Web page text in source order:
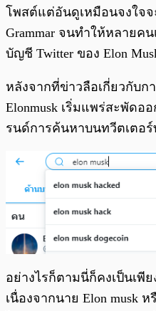
โพสต์แต่อันดูเหมือนจงใจจ
Grammar จนทำให้หลายค
บัญชี Twitter ของ Elon
หลังจากที่ข่าวลือเกี่ยวกับก
Elonmusk เริ่มแพร่สะพัดอ
รนด์การค้นหาบนทวีตเตอ
อย่างไรก็ตามนี่ก็คงเป็นเพี
เนื่องจากนาย Elon musk